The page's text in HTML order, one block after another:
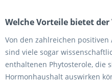
Welche Vorteile bietet
Von den zahlreichen
sind viele sogar
enthaltenen Phytosterole, die
Hormonhaushalt auswirken